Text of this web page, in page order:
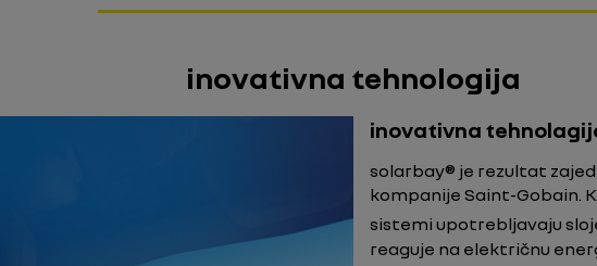
inovativna tehnologija
inovativna
solarbay® je rezultat
kompanije Saint-Gobain.
sistemi upotrebljavaju
reaguje na električnu